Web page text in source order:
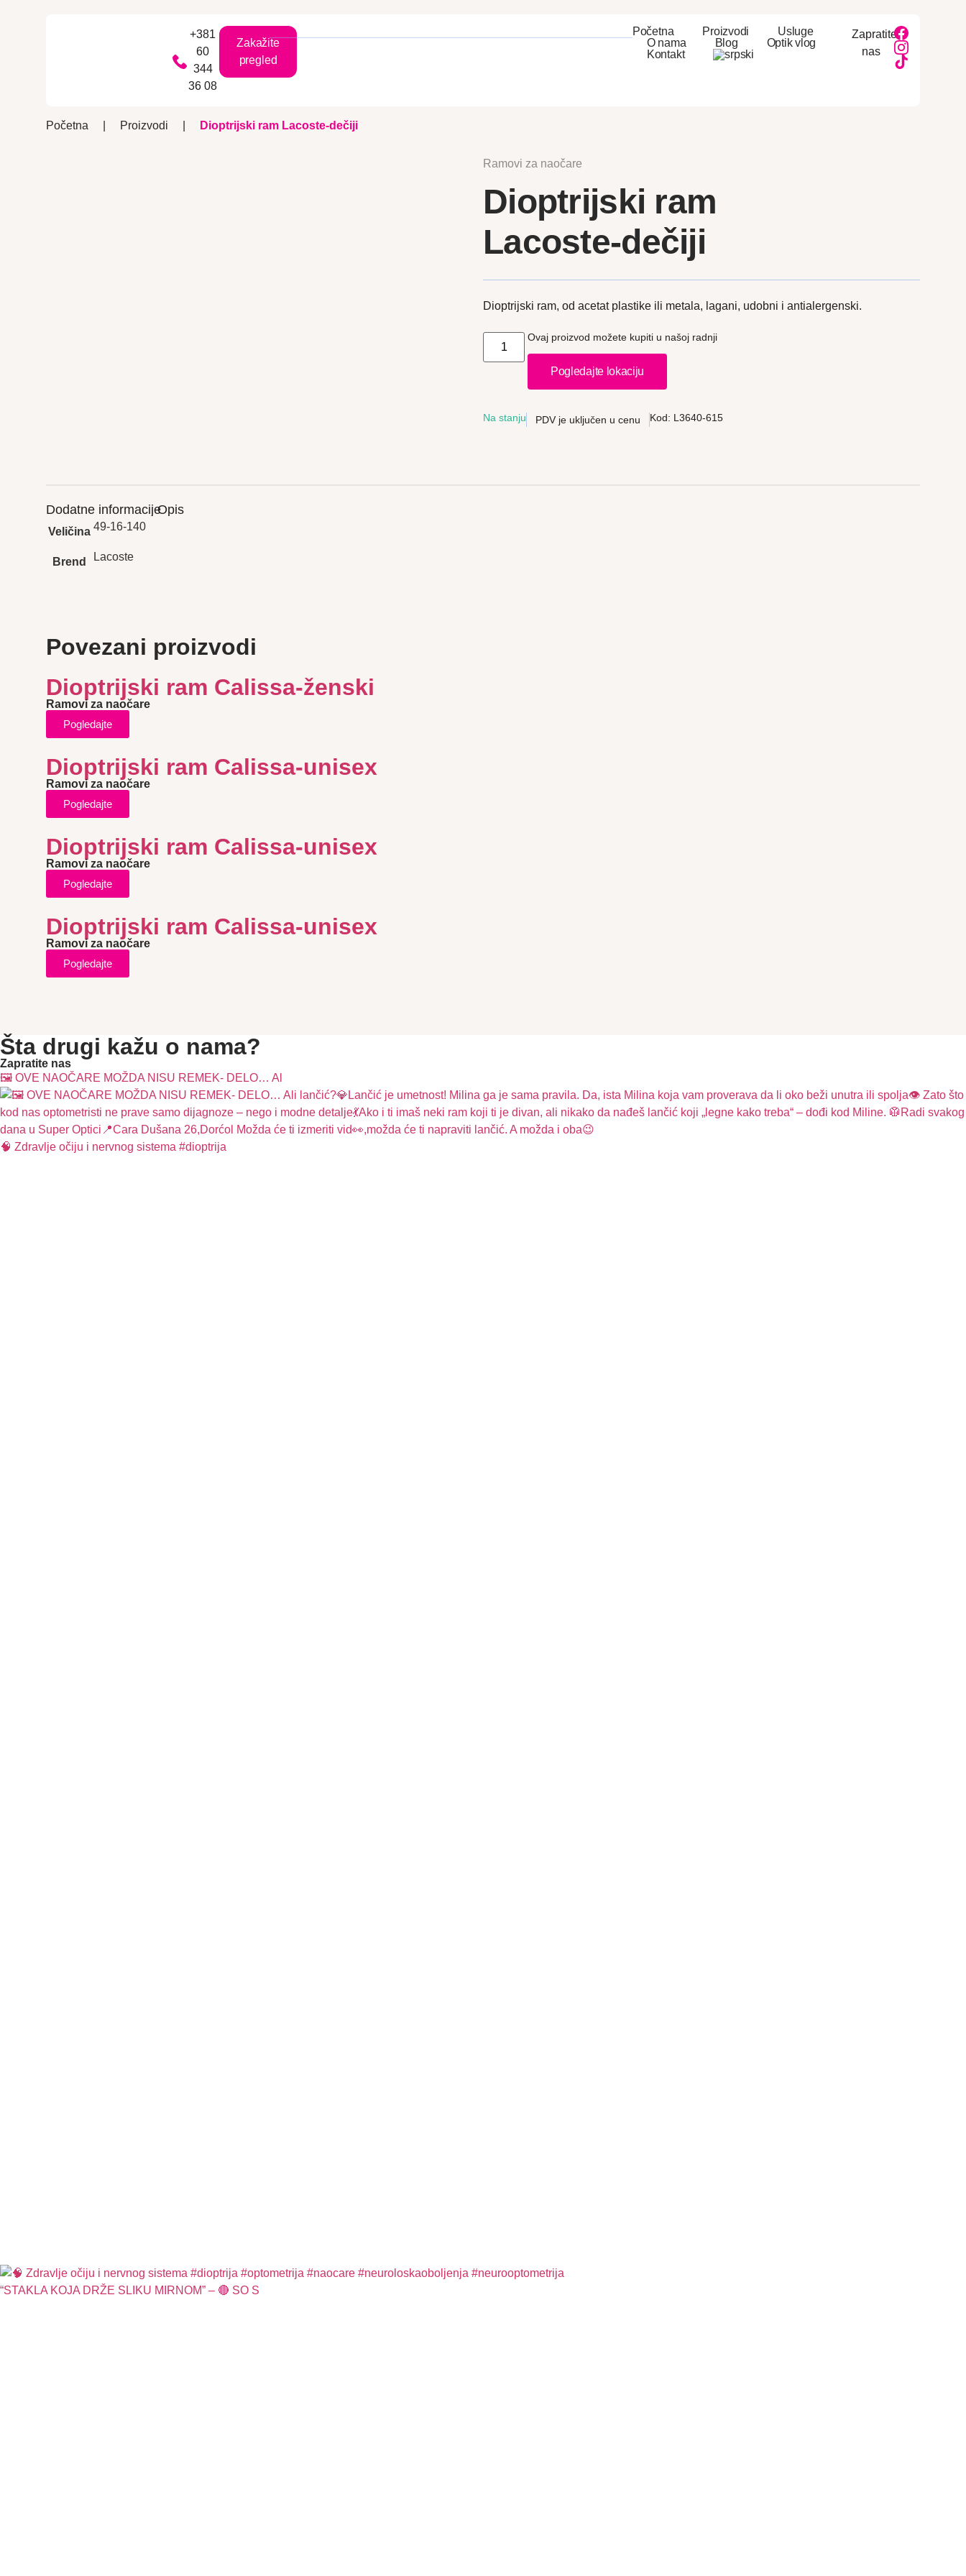
+381
60
344
36 08
Zakažite
pregled
Početna Proizvodi
Usluge
O nama
Blog
Optik vlog
Kontakt
Zapratite
nas
Početna Proizvodi Dioptrijski ram Lacoste-dečiji
Ramovi za naočare
Dioptrijski ram
Lacoste-dečiji
Dioptrijski ram, od acetat plastike ili metala, lagani, udobni i antialergenski.
Ovaj proizvod možete kupiti u našoj radnji
Pogledajte lokaciju
Na stanju PDV je uključen u cenu Kod: L3640-615
Dodatne informacijeOpis
Veličina 49-16-140
Brend Lacoste
Povezani proizvodi
Dioptrijski ram Calissa-ženski
Ramovi za naočare
Pogledajte
Dioptrijski ram Calissa-unisex
Ramovi za naočare
Pogledajte
Dioptrijski ram Calissa-unisex
Ramovi za naočare
Pogledajte
Dioptrijski ram Calissa-unisex
Ramovi za naočare
Pogledajte
Šta drugi kažu o nama?
Zapratite nas
🖼️ OVE NAOČARE MOŽDA NISU REMEK- DELO… Al
🧠 Zdravlje očiju i nervnog sistema #dioptrija
“STAKLA KOJA DRŽE SLIKU MIRNOM” – 🔴 SO S